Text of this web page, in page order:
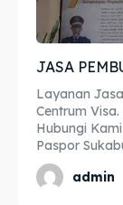
Asuransi
Blog
Asuransi
Blog
JASA
Layanan
Centrum
Hubungi Kami di
Paspor
admin